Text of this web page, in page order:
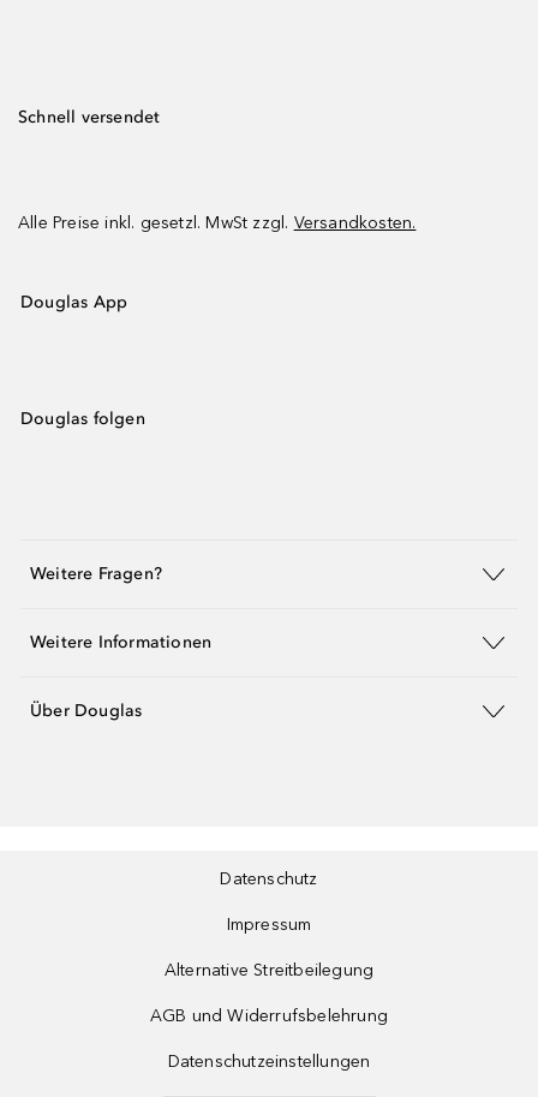
Schnell versendet
Alle Preise inkl. gesetzl. MwSt zzgl. Versandkosten.
Douglas App
Douglas folgen
Weitere Fragen?
Weitere Informationen
Über Douglas
Datenschutz
Impressum
Alternative Streitbeilegung
AGB und Widerrufsbelehrung
Datenschutzeinstellungen